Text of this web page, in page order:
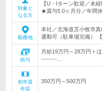
対象と
なる方
【U・Iターン歓迎／未
★賞与5.0ヶ月分／年間
勤務地
本社／北海道苫小牧市
通勤可（駐車場完備）
給与
月給19万円～28万円＋
--------…
初年度
年収
350万円～500万円